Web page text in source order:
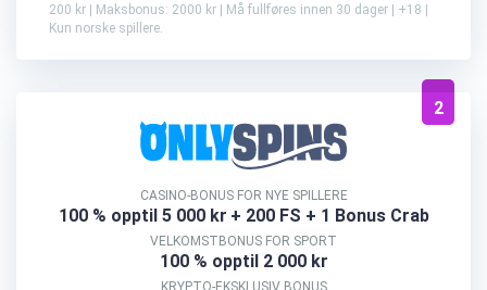
200 kr | Maksbonus: 2000 kr | Må fullføres innen 30 dager | +18 |
Kun norske spillere.
2
CASINO-BONUS FOR NYE SPILLERE
100 % opptil 5 000 kr + 200 FS + 1 Bonus Crab
VELKOMSTBONUS FOR SPORT
100 % opptil 2 000 kr
KRYPTO-EKSKLUSIV BONUS